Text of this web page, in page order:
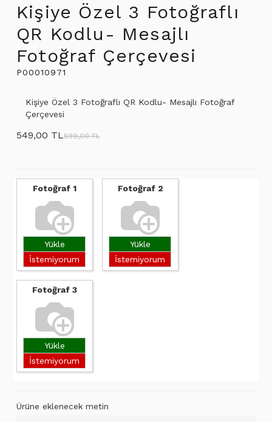
Kişiye Özel 3 Fotoğraflı
QR Kodlu- Mesajlı
Fotoğraf Çerçevesi
P00010971
Kişiye Özel 3 Fotoğraflı QR Kodlu- Mesajlı Fotoğraf
Çerçevesi
549,00 TL599,00 TL
Fotoğraf 1
Yükle
İstemiyorum
Fotoğraf 2
Yükle
İstemiyorum
Fotoğraf 3
Yükle
İstemiyorum
Ürüne eklenecek metin